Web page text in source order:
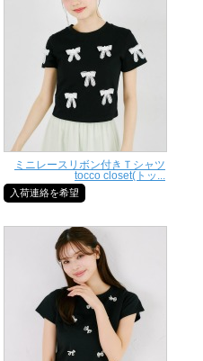
ミニレースリボン付きＴシャツ
tocco closet(トッ...
入荷連絡を希望